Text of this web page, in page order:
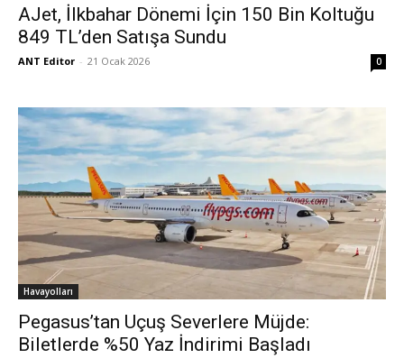
AJet, İlkbahar Dönemi İçin 150 Bin Koltuğu
849 TL’den Satışa Sundu
ANT Editor - 21 Ocak 2026 0
Havayolları
Pegasus’tan Uçuş Severlere Müjde:
Biletlerde %50 Yaz İndirimi Başladı